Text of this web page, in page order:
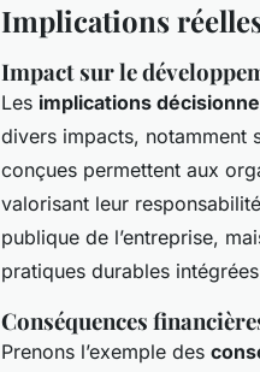
Implications
Impact sur le
Les implications
divers impacts, notamment
conçues permettent aux
valorisant leur
publique de l’entreprise,
pratiques durables
Conséquences
Prenons l’exemple des